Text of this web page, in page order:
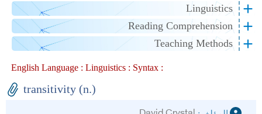
Linguistics
Reading Comprehension
Teaching Methods
English Language : Linguistics : Syntax :
transitivity (n.)